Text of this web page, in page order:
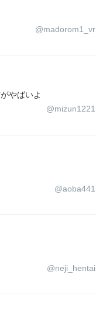
@madorom1_vr
やばいよ
@mizun1221
@aoba441
@neji_hentai